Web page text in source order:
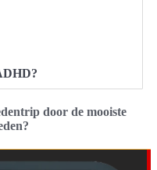
door de mooiste